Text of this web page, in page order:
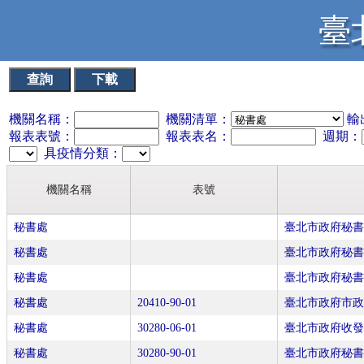
臺
查詢 下載
機關名稱： 機關清單：
輸
報表表號：
報表表名：
週期：
具疫情分類：
機關名稱 表號
秘書處 臺北市政府秘
秘書處 臺北市政府秘
秘書處 臺北市政府秘
秘書處 20410-90-01 臺北市政府市
秘書處 30280-06-01 臺北市政府收
秘書處 30280-90-01 臺北市政府秘